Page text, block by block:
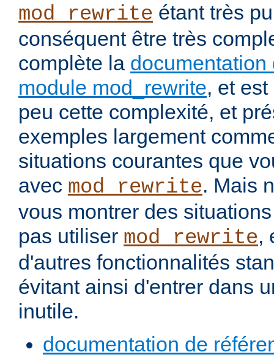
mod_rewrite étant très
conséquent être très
complète la documentation
module mod_rewrite, et
peu cette complexité, et
exemples largement
situations courantes que
avec mod_rewrite. Mais
vous montrer des
pas utiliser mod_rewrite,
d'autres fonctionnalités
évitant ainsi d'entrer dans
inutile.
documentation de